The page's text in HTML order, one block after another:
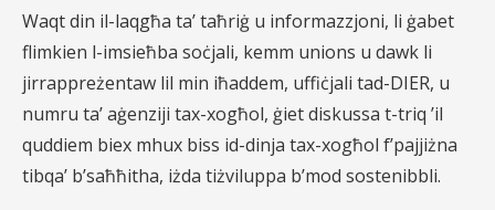
Waqt din il-laqgħa ta’ taħriġ u informazzjoni, li ġabet
flimkien l-imsieħba soċjali, kemm unions u dawk li
jirrappreżentaw lil min iħaddem, uffiċjali tad-DIER, u
numru ta’ aġenziji tax-xogħol, ġiet diskussa t-triq ’il
quddiem biex mhux biss id-dinja tax-xogħol f’pajjiżna
tibqa’ b’saħħitha, iżda tiżviluppa b’mod sostenibbli.